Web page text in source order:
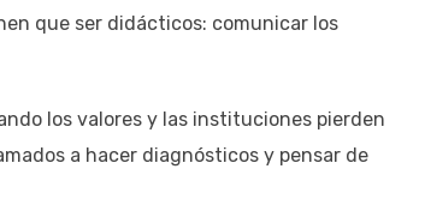
que ser didácticos: comunicar los
los valores y las instituciones pierden
a hacer diagnósticos y pensar de